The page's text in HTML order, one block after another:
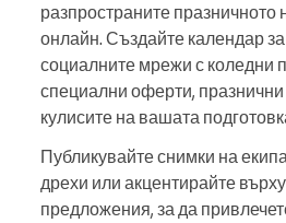
разпространите празничното
онлайн. Създайте календар
социалните мрежи с коледни
специални оферти, празнични
кулисите на вашата
Публикувайте снимки на
дрехи или акцентирайте
предложения, за да